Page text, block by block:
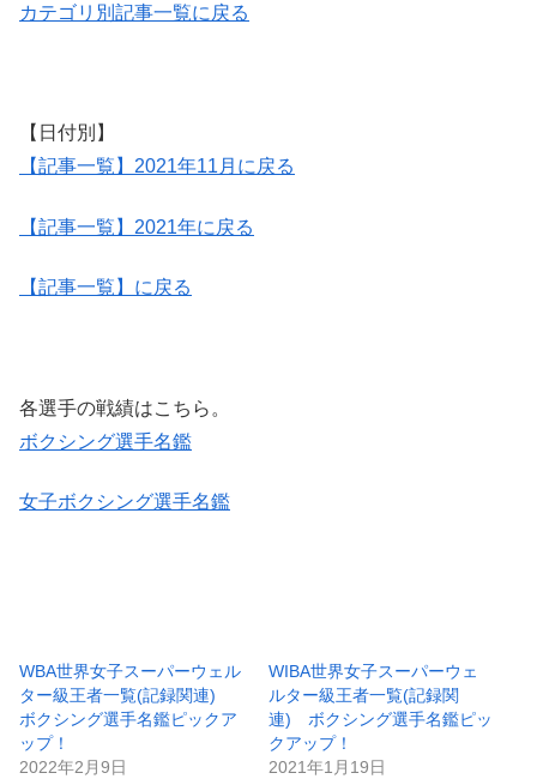
カテゴリ別記事一覧に戻る
【日付別】
【記事一覧】2021年11月に戻る
【記事一覧】2021年に戻る
【記事一覧】に戻る
各選手の戦績はこちら。
ボクシング選手名鑑
女子ボクシング選手名鑑
WBA世界女子スーパーウェル
ター級王者一覧(記録関連)
ボクシング選手名鑑ピックア
ップ！
2022年2月9日
WIBA世界女子スーパーウェ
ルター級王者一覧(記録関
連) ボクシング選手名鑑ピッ
クアップ！
2021年1月19日